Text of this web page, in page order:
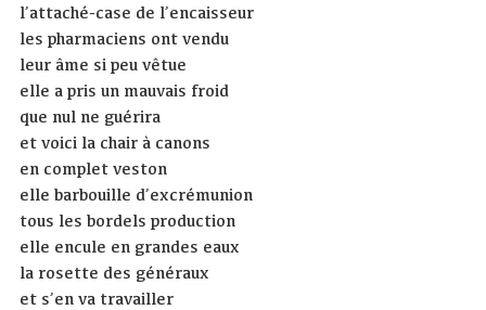
l’attaché-case de l’encaisseur
les pharmaciens ont vendu
leur âme si peu vêtue
elle a pris un mauvais froid
que nul ne guérira
et voici la chair à canons
en complet veston
elle barbouille d’excrémunion
tous les bordels production
elle encule en grandes eaux
la rosette des généraux
et s’en va travailler